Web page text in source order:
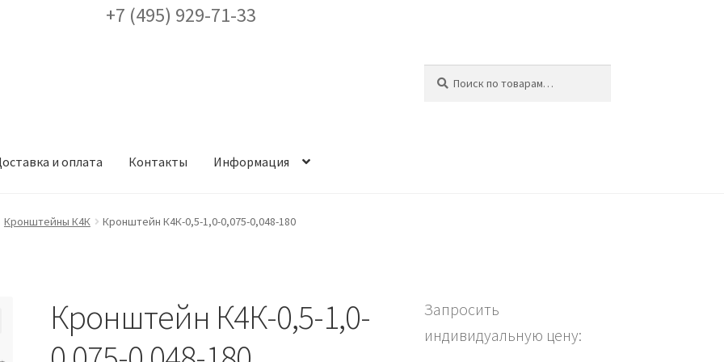
+7 (495) 929-71-33
и оплата Контакты Информация
Доставка и оплата Заказ проекта освещенияКонтакты
кронштейнов «Opora Engineering»
СертификатыТаблица выбора вводного щитка
Кронштейны К4К Кронштейн К4К-0,5-1,0-0,075-0,048-180
Кронштейн К4К-0,5-1,0-
Запросить
индивидуальную цену: